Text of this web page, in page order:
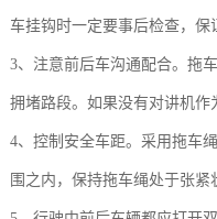
车挂钩时一定要事后检查，
3、注意前后车沟通配合。拖
拥堵路段。如果没有对讲机
4、控制安全车距。采用拖车
围之内，保持拖车绳处于张